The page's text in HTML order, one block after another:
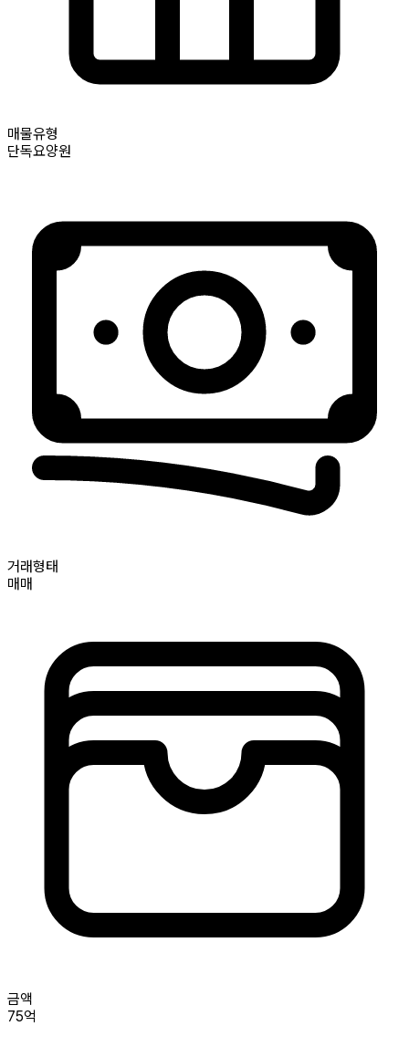
매물유형
단독요양원
거래형태
매매
금액
75억